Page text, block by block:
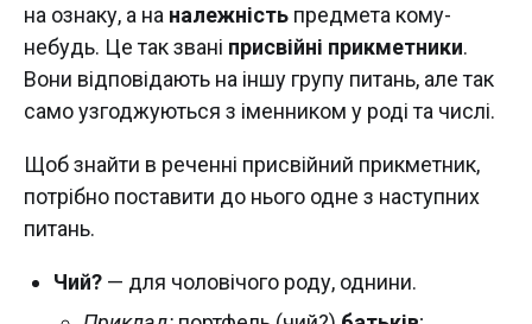
на ознаку, а на належність предмета кому-
небудь. Це так звані присвійні прикметники.
Вони відповідають на іншу групу питань, але так
само узгоджуються з іменником у роді та числі.
Щоб знайти в реченні присвійний прикметник,
потрібно поставити до нього одне з наступних
питань.
Чий? — для чоловічого роду, однини.